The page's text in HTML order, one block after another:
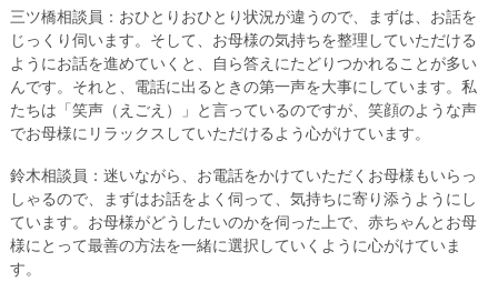
三ツ橋相談員：おひとりおひとり状況が違うので、まずは、お話を
じっくり伺います。そして、お母様の気持ちを整理していただける
ようにお話を進めていくと、自ら答えにたどりつかれることが多い
んです。それと、電話に出るときの第一声を大事にしています。私
たちは「笑声（えごえ）」と言っているのですが、笑顔のような声
でお母様にリラックスしていただけるよう心がけています。
鈴木相談員：迷いながら、お電話をかけていただくお母様もいらっ
しゃるので、まずはお話をよく伺って、気持ちに寄り添うようにし
ています。お母様がどうしたいのかを伺った上で、赤ちゃんとお母
様にとって最善の方法を一緒に選択していくように心がけていま
す。